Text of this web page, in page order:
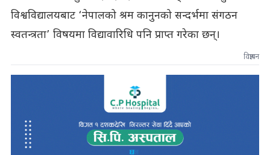
विश्वविद्यालयबाट ‘नेपालको श्रम कानुनको सन्दर्भमा संगठन
स्वतन्त्रता’ विषयमा विद्यावारिधि पनि प्राप्त गरेका छन्।
विज्ञापन